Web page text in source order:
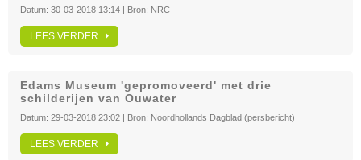
Datum: 30-03-2018 13:14 | Bron: NRC
LEES VERDER
Edams Museum 'gepromoveerd' met drie
schilderijen van Ouwater
Datum: 29-03-2018 23:02 | Bron: Noordhollands Dagblad (persbericht)
LEES VERDER